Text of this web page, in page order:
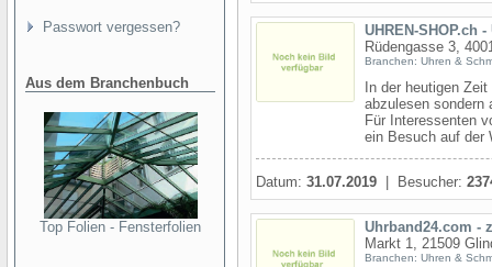
Passwort vergessen?
Aus dem Branchenbuch
Top Folien - Fensterfolien
UHREN-SHOP.ch -
Rüdengasse 3,
Branchen: Uhren &
In der heutigen
abzulesen sondern
Für Interessenten
ein Besuch auf der
Datum: 31.07.2019 | Besucher:
Uhrband24.com -
Markt 1, 21509
Branchen: Uhren &